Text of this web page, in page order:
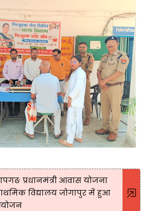
प्रधानमंत्री आवास योजना
विद्यालय जोगापुर में हुआ